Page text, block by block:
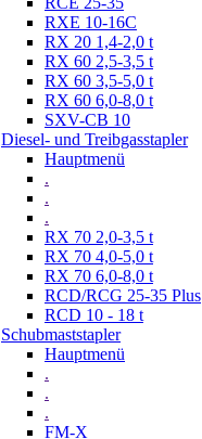
RXE 10-16C
RX 20 1,4-2,0 t
RX 60 2,5-3,5 t
RX 60 3,5-5,0 t
RX 60 6,0-8,0 t
SXV-CB 10
Diesel- und Treibgasstapler
Hauptmenü
.
.
.
RX 70 2,0-3,5 t
RX 70 4,0-5,0 t
RX 70 6,0-8,0 t
RCD/RCG 25-35 Plus
RCD 10 - 18 t
Schubmaststapler
Hauptmenü
.
.
.
FM-X